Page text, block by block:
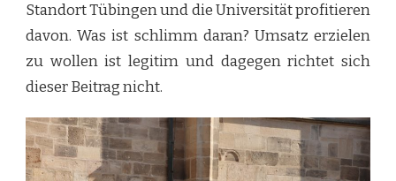
Standort Tübingen und die Universität profitieren
davon. Was ist schlimm daran? Umsatz erzielen
zu wollen ist legitim und dagegen richtet sich
dieser Beitrag nicht.